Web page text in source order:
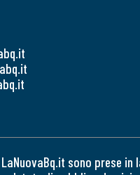
sono prese in